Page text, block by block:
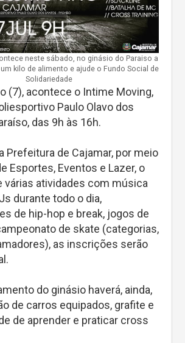
neste sábado, no ginásio do Paraiso a
kilo de alimento e ajude o Fundo Social de
Solidariedade
(7), acontece o Intime Moving,
Paulo Olavo dos
das 9h às 16h.
Prefeitura de Cajamar, por meio
Esportes, Eventos e Lazer, o
várias atividades com música
durante todo o dia,
de hip-hop e break, jogos de
de skate (categorias,
as inscrições serão
do ginásio haverá, ainda,
de carros equipados, grafite e
de aprender e praticar cross